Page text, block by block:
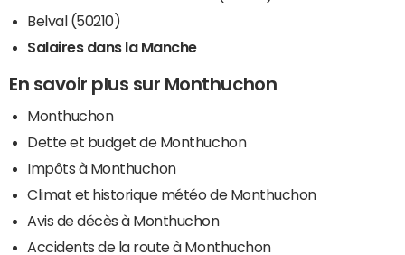
Belval (50210)
Salaires dans la Manche
En savoir plus sur Monthuchon
Monthuchon
Dette et budget de Monthuchon
Impôts à Monthuchon
Climat et historique météo de Monthuchon
Avis de décès à Monthuchon
Accidents de la route à Monthuchon